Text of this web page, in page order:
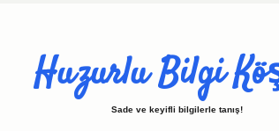
Huzurlu Bilgi
Sade ve keyifli bilgilerle tanış!